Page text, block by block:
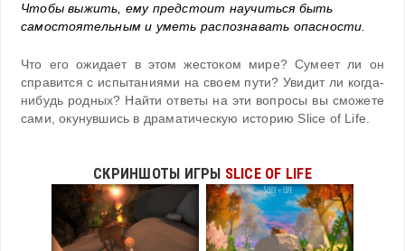
Чтобы выжить, ему предстоит научиться быть
самостоятельным и уметь распознавать опасности.
Что его ожидает в этом жестоком мире? Сумеет ли он
справится с испытаниями на своем пути? Увидит ли когда-
нибудь родных? Найти ответы на эти вопросы вы сможете
сами, окунувшись в драматическую историю Slice of Life.
СКРИНШОТЫ ИГРЫ SLICE OF LIFE